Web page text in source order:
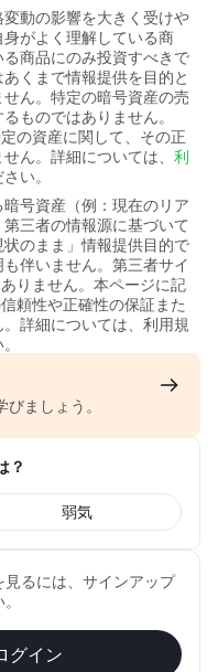
動の影響を大きく受けや
がよく理解している商
商品にのみ投資すべきで
くまで情報提供を目的と
ん。特定の暗号資産の売
ものではありません。
の資産に関して、その正
ん。詳細については、 利
い。
号資産（例：現在のリア
三者の情報源に基づいて
のまま」情報提供目的で
伴いません。第三者サイ
りません。本ページに記
頼性や正確性の保証また
詳細については、利用規
ましょう。
？
弱気
るには、サインアップ
グイン